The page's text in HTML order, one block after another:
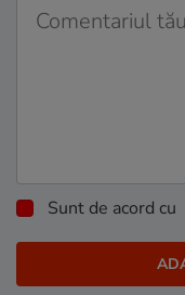
Sunt de acord cu